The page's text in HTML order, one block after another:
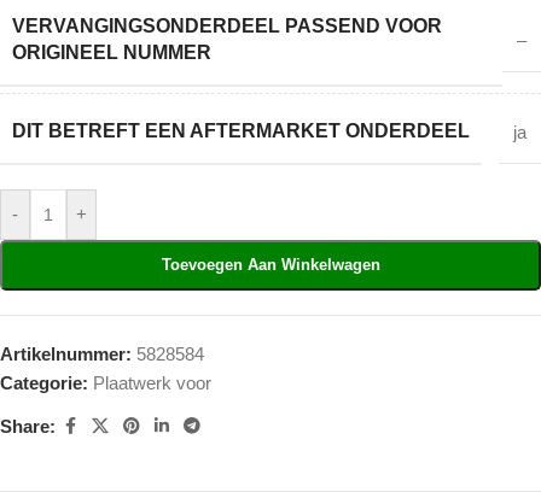
VERVANGINGSONDERDEEL PASSEND VOOR
ORIGINEEL NUMMER
–
DIT BETREFT EEN AFTERMARKET ONDERDEEL ja
- +
Toevoegen Aan Winkelwagen
Artikelnummer: 5828584
Categorie: Plaatwerk voor
Share: